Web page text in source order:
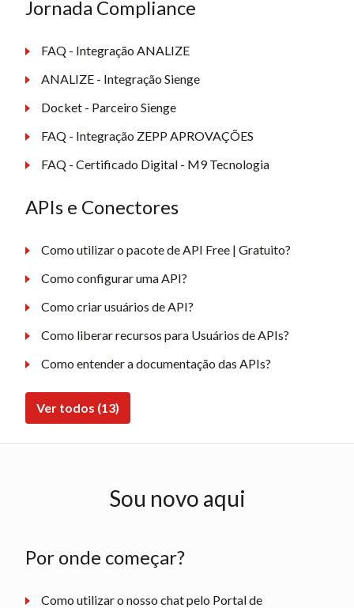
Jornada Compliance
FAQ - Integração ANALIZE
ANALIZE - Integração Sienge
Docket - Parceiro Sienge
FAQ - Integração ZEPP APROVAÇÕES
FAQ - Certificado Digital - M9 Tecnologia
APIs e Conectores
Como utilizar o pacote de API Free | Gratuito?
Como configurar uma API?
Como criar usuários de API?
Como liberar recursos para Usuários de APIs?
Como entender a documentação das APIs?
Ver todos (13)
Sou novo aqui
Por onde começar?
Como utilizar o nosso chat pelo Portal de